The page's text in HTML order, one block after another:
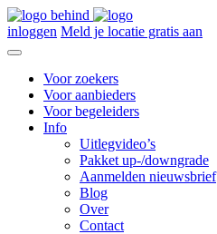
inloggen Meld je locatie gratis aan
Voor zoekers
Voor aanbieders
Voor begeleiders
Info
Uitlegvideo’s
Pakket up-/downgrade
Aanmelden nieuwsbrief
Blog
Over
Contact